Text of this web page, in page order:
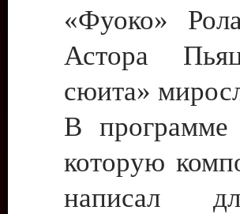
«Фуоко»
Астора
сюита»
В программе
которую
написал